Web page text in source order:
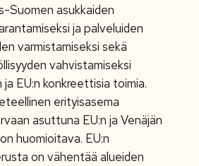
Suomen asukkaiden
ja palveluiden
varmistamiseksi sekä
vahvistamiseksi
EU:n konkreettisia toimia.
erityisasema
asuttuna EU:n ja Venäjän
huomioitava. EU:n
on vähentää alueiden